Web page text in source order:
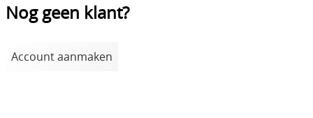
Nog geen klant?
Account aanmaken